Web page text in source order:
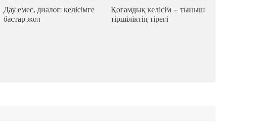
Дау емес, диалог: келісімге
бастар жол
Қоғамдық келісім – тыныш
тіршіліктің тірегі